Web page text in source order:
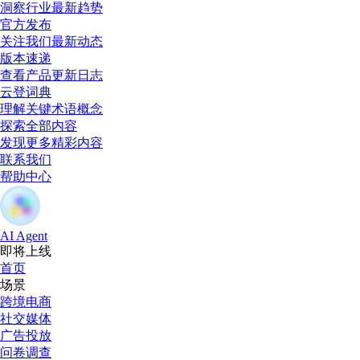
洞察行业最新趋势
官方发布
关注我们最新动态
版本速递
查看产品更新日志
云登词典
理解关键术语概念
探索全部内容
发现更多精彩内容
联系我们
帮助中心
AI Agent
即将上线
首页
场景
跨境电商
社交媒体
广告投放
问卷调查